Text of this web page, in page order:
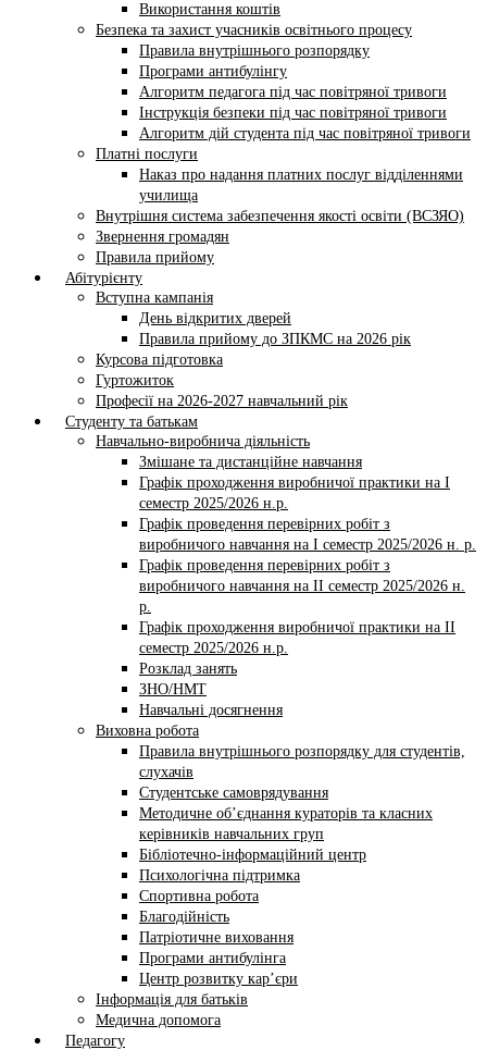
Використання коштів
Безпека та захист учасників освітнього процесу
Правила внутрішнього розпорядку
Програми антибулінгу
Алгоритм педагога під час повітряної тривоги
Інструкція безпеки під час повітряної тривоги
Алгоритм дій студента під час повітряної тривоги
Платні послуги
Наказ про надання платних послуг відділеннями
училища
Внутрішня система забезпечення якості освіти (ВСЗЯО)
Звернення громадян
Правила прийому
Абітурієнту
Вступна кампанія
День відкритих дверей
Правила прийому до ЗПКМС на 2026 рік
Курсова підготовка
Гуртожиток
Професії на 2026-2027 навчальний рік
Студенту та батькам
Навчально-виробнича діяльність
Змішане та дистанційне навчання
Графік проходження виробничої практики на І
семестр 2025/2026 н.р.
Графік проведення перевірних робіт з
виробничого навчання на І семестр 2025/2026 н. р.
Графік проведення перевірних робіт з
виробничого навчання на ІI семестр 2025/2026 н.
р.
Графік проходження виробничої практики на II
семестр 2025/2026 н.р.
Розклад занять
ЗНО/НМТ
Навчальні досягнення
Виховна робота
Правила внутрішнього розпорядку для студентів,
слухачів
Студентське самоврядування
Методичне об’єднання кураторів та класних
керівників навчальних груп
Бібліотечно-інформаційний центр
Психологічна підтримка
Спортивна робота
Благодійність
Патріотичне виховання
Програми антибулінга
Центр розвитку кар’єри
Інформація для батьків
Медична допомога
Педагогу